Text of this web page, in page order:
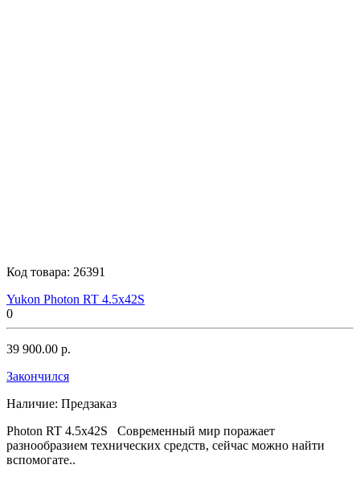
Код товара: 26391
Yukon Photon RT 4.5x42S
0
39 900.00 р.
Закончился
Наличие: Предзаказ
Photon RT 4.5x42S Современный мир поражает
разнообразием технических средств, сейчас можно найти
вспомогате..